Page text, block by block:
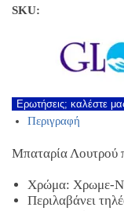
SKU:
Ερωτήσεις; καλέστε
Περιγραφή
Μπαταρία Λουτρού
Χρώμα: Χρωμε-
Περιλαβάνει